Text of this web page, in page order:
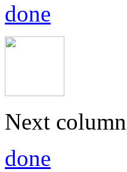
done
Next column
done